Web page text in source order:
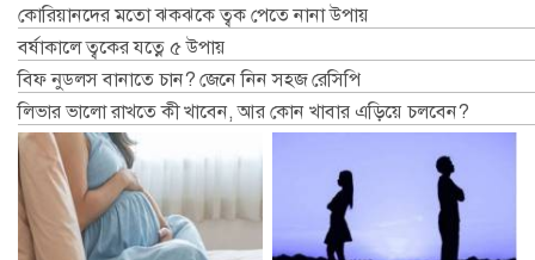
কোরিয়ানদের মতো ঝকঝকে ত্বক পেতে নানা উপায়
বর্ষাকালে ত্বকের যত্নে ৫ উপায়
বিফ নুডলস বানাতে চান? জেনে নিন সহজ রেসিপি
লিভার ভালো রাখতে কী খাবেন, আর কোন খাবার এড়িয়ে চলবেন?